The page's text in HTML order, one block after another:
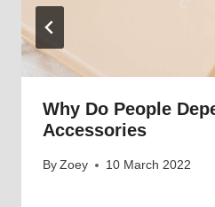
Why Do People
Accessories
ByZoey 10 March 2022